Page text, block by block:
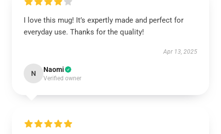
I love this mug! It’s expertly made and perfect for
everyday use. Thanks for the quality!
Apr 13, 2025
N Naomi
Verified owner